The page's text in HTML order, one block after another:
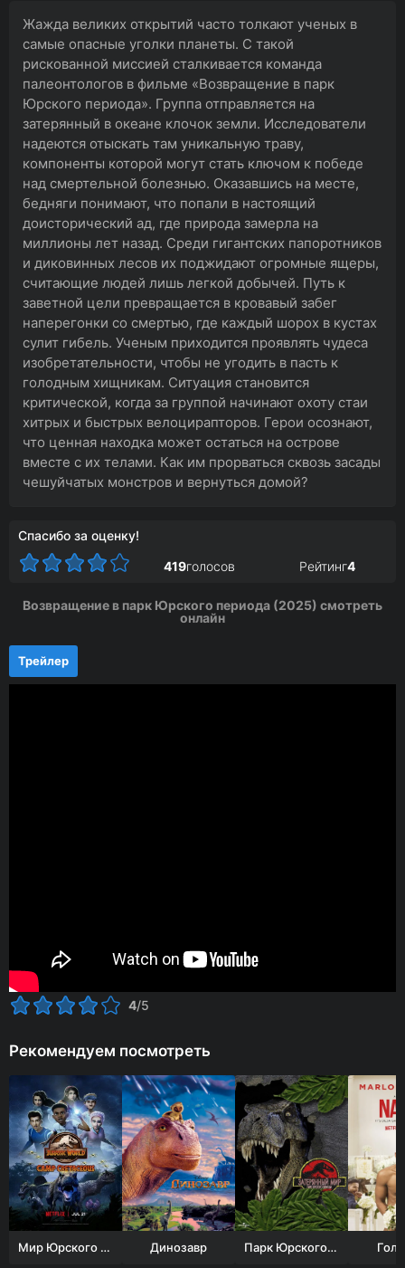
Жажда великих открытий часто толкают ученых в
самые опасные уголки планеты. С такой
рискованной миссией сталкивается команда
палеонтологов в фильме «Возвращение в парк
Юрского периода». Группа отправляется на
затерянный в океане клочок земли. Исследователи
надеются отыскать там уникальную траву,
компоненты которой могут стать ключом к победе
над смертельной болезнью. Оказавшись на месте,
бедняги понимают, что попали в настоящий
доисторический ад, где природа замерла на
миллионы лет назад. Среди гигантских папоротников
и диковинных лесов их поджидают огромные ящеры,
считающие людей лишь легкой добычей. Путь к
заветной цели превращается в кровавый забег
наперегонки со смертью, где каждый шорох в кустах
сулит гибель. Ученым приходится проявлять чудеса
изобретательности, чтобы не угодить в пасть к
голодным хищникам. Ситуация становится
критической, когда за группой начинают охоту стаи
хитрых и быстрых велоцирапторов. Герои осознают,
что ценная находка может остаться на острове
вместе с их телами. Как им прорваться сквозь засады
чешуйчатых монстров и вернуться домой?
Спасибо за оценку!
419голосов Рейтинг4
Возвращение в парк Юрского периода (2025) смотреть
онлайн
Трейлер
4/5
Рекомендуем посмотреть
Мир Юрского периода: Лагерь Мелового периода Динозавр Парк Юрского периода 2: Затерянный мир